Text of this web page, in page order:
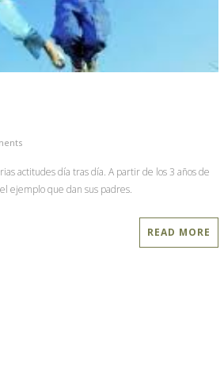
actitudes día tras día. A partir de los 3 años de
ejemplo que dan sus padres.
READ MORE